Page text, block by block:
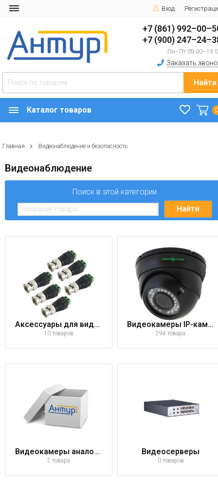
Вход
+7 (861)
+7 (900)
Пн–Пт
Заказать
Найти
Каталог товаров
Главная Видеонаблюдение и безопасность
Видеонаблюдение
Поиск в этой категории
Аксессуары для видеонаблюдения
10 товаров
Видеокамеры IP-камеры
294 товара
Видеокамеры аналоговые
2 товара
Видеосерверы
0 товаров